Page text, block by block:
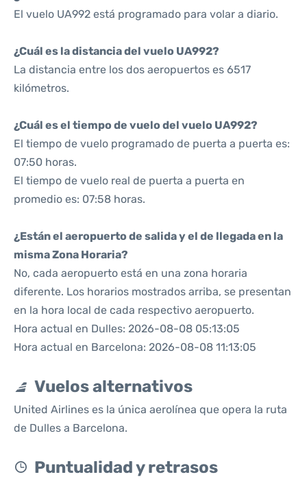
El vuelo UA992 está programado para volar a diario.
¿Cuál es la distancia del vuelo UA992?
La distancia entre los dos aeropuertos es 6517
kilómetros.
¿Cuál es el tiempo de vuelo del vuelo UA992?
El tiempo de vuelo programado de puerta a puerta es:
07:50 horas.
El tiempo de vuelo real de puerta a puerta en
promedio es: 07:58 horas.
¿Están el aeropuerto de salida y el de llegada en la
misma Zona Horaria?
No, cada aeropuerto está en una zona horaria
diferente. Los horarios mostrados arriba, se presentan
en la hora local de cada respectivo aeropuerto.
Hora actual en Dulles: 2026-08-08 05:13:05
Hora actual en Barcelona: 2026-08-08 11:13:05
Vuelos alternativos
United Airlines es la única aerolínea que opera la ruta
de Dulles a Barcelona.
Puntualidad y retrasos